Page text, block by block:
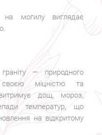
могилу виглядає
— природного
міцністю та
дощ, мороз,
температур, що
на відкритому